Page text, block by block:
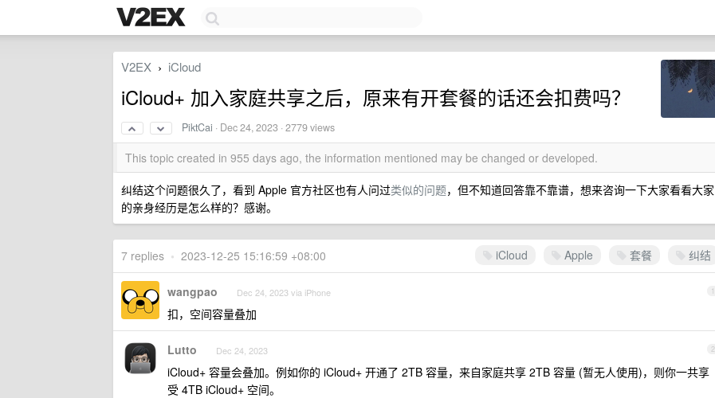
V2EX › iCloud
iCloud+ 加入家庭共享之后，原来有开套餐的话还会扣费吗？
PiktCai · Dec 24, 2023 · 2779 views
This topic created in 955 days ago, the information mentioned may be changed or developed.
纠结这个问题很久了，看到 Apple 官方社区也有人问过类似的问题，但不知道回答靠不靠谱，想来咨询一下大家看看大家
的亲身经历是怎么样的？感谢。
iCloud Apple 套餐 纠结
7 replies • 2023-12-25 15:16:59 +08:00
1
wangpao Dec 24, 2023 via iPhone
扣，空间容量叠加
2
Lutto Dec 24, 2023
iCloud+ 容量会叠加。例如你的 iCloud+ 开通了 2TB 容量，来自家庭共享 2TB 容量 (暂无人使用)，则你一共享
受 4TB iCloud+ 空间。